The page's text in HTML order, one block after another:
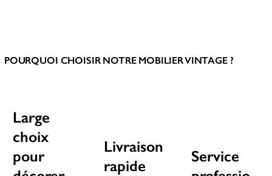
POURQUOI CHOISIR NOTRE MOBILIER VINTAGE ?
Large
choix
pour
Livraison
rapide
Service